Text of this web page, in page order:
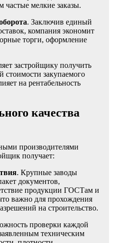
частые мелкие заказы.
. Заключив единый
компания экономит
торги, оформление
застройщику получить
закупаемого
на рентабельность
качества
производителями
получает:
. Крупные заводы
документов,
продукции ГОСТам и
важно для прохождения
на строительство.
проверки каждой
техническим